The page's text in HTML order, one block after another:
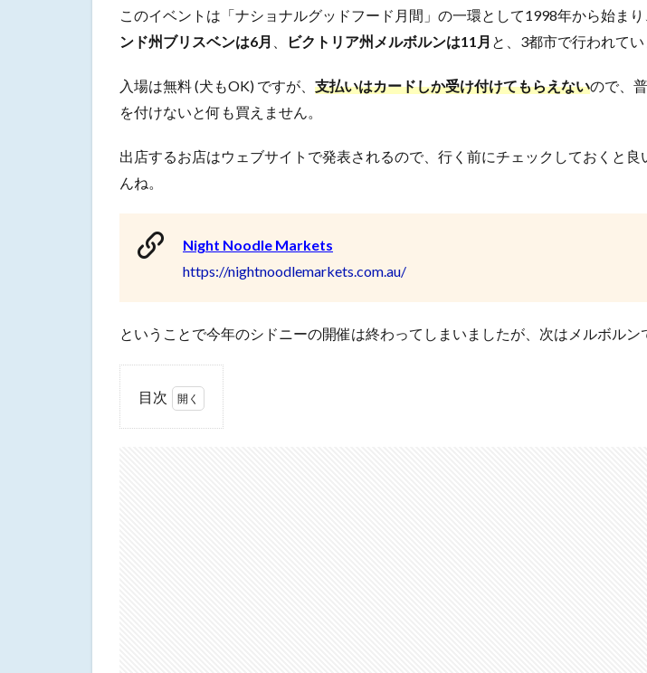
このイベントは「ナショナルグッドフード月間」の一環として1998年から始まり
ンド州ブリスベンは6月
ビクトリア州メルボルンは11月 と、3都市で行われてい
入場は無料 (犬もOK) ですが、 支払いはカードしか受け付けてもらえないので、
を付けないと何も買えません。
出店するお店はウェブサイトで発表されるので、行く前にチェックしておくと良
んね。
Night Noodle Markets
https://nightnoodlemarkets.com.au/
ということで今年のシドニーの開催は終わってしまいましたが、次はメルボルン
目次